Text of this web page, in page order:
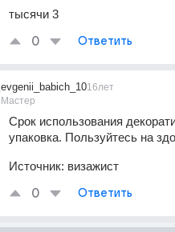
тысячи 3
0 Ответить
evgenii_babich_10
Мастер
16лет
Срок использования
упаковка. Пользуйтесь на
Источник: визажист
0 Ответить